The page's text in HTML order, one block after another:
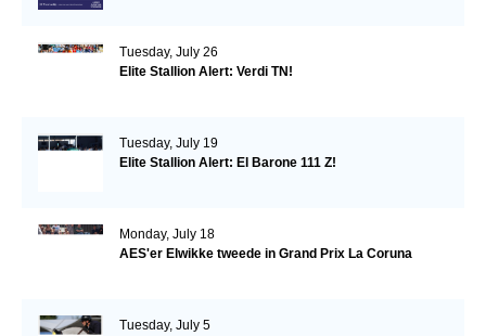
Tuesday, July 26
Elite Stallion Alert: Verdi TN!
Tuesday, July 19
Elite Stallion Alert: El Barone 111 Z!
Monday, July 18
AES'er Elwikke tweede in Grand Prix La Coruna
Tuesday, July 5